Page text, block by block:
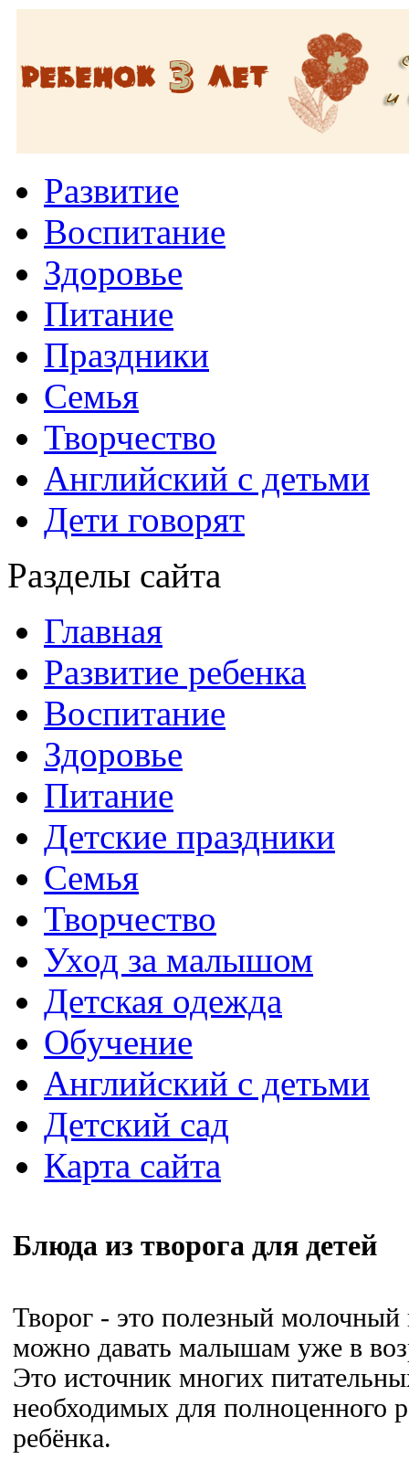
Развитие
Воспитание
Здоровье
Питание
Праздники
Семья
Творчество
Английский с детьми
Дети говорят
Разделы сайта
Главная
Развитие ребенка
Воспитание
Здоровье
Питание
Детские праздники
Семья
Творчество
Уход за малышом
Детская одежда
Обучение
Английский с детьми
Детский сад
Карта сайта
Блюда из творога для детей
Творог - это полезный молочный
можно давать малышам уже в
Это источник многих
необходимых для полноценного
ребёнка.